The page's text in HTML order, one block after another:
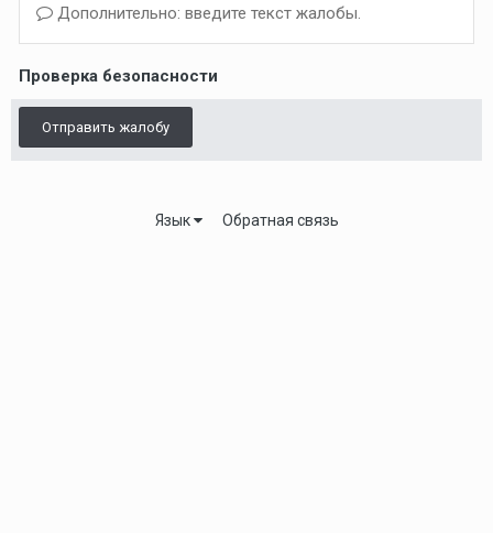
Дополнительно: введите текст жалобы.
Проверка безопасности
Отправить жалобу
Язык Обратная связь